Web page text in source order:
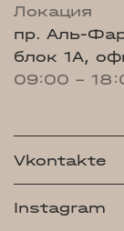
Локация
пр. Аль-
блок 1А,
09:00 -
Vkontakte
Instagram